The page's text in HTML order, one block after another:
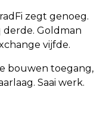
zegt genoeg.
derde. Goldman
vijfde.
bouwen toegang,
Saai werk.